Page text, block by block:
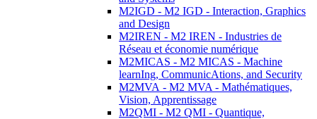
M2IGD - M2 IGD - Interaction, Graphics
and Design
M2IREN - M2 IREN - Industries de
Réseau et économie numérique
M2MICAS - M2 MICAS - Machine
learnIng, CommunicAtions, and Security
M2MVA - M2 MVA - Mathématiques,
Vision, Apprentissage
M2QMI - M2 QMI - Quantique,